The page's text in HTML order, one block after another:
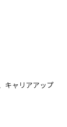
キャリアアップ